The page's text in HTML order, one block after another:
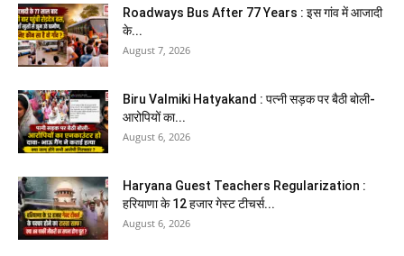
Roadways Bus After 77 Years : इस गांव में आजादी
के...
August 7, 2026
Biru Valmiki Hatyakand : पत्नी सड़क पर बैठी बोली-
आरोपियों का...
August 6, 2026
Haryana Guest Teachers Regularization :
हरियाणा के 12 हजार गेस्ट टीचर्स...
August 6, 2026